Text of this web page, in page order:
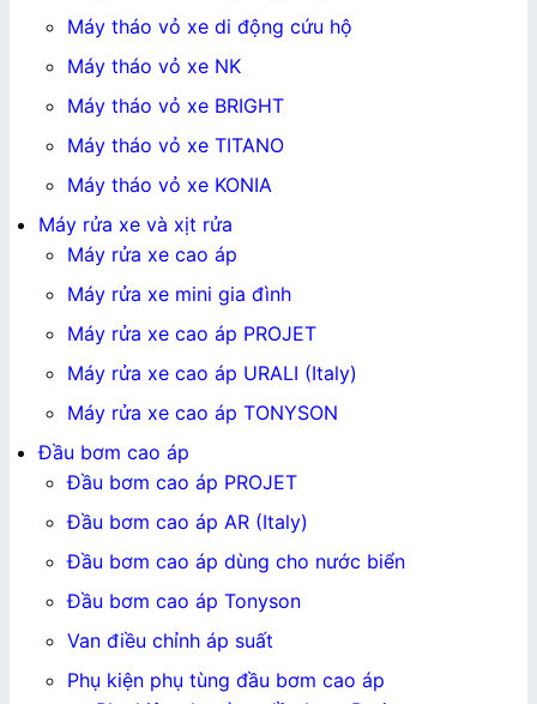
Máy tháo vỏ xe di động cứu hộ
Máy tháo vỏ xe NK
Máy tháo vỏ xe BRIGHT
Máy tháo vỏ xe TITANO
Máy tháo vỏ xe KONIA
Máy rửa xe và xịt rửa
Máy rửa xe cao áp
Máy rửa xe mini gia đình
Máy rửa xe cao áp PROJET
Máy rửa xe cao áp URALI (Italy)
Máy rửa xe cao áp TONYSON
Đầu bơm cao áp
Đầu bơm cao áp PROJET
Đầu bơm cao áp AR (Italy)
Đầu bơm cao áp dùng cho nước biển
Đầu bơm cao áp Tonyson
Van điều chỉnh áp suất
Phụ kiện phụ tùng đầu bơm cao áp